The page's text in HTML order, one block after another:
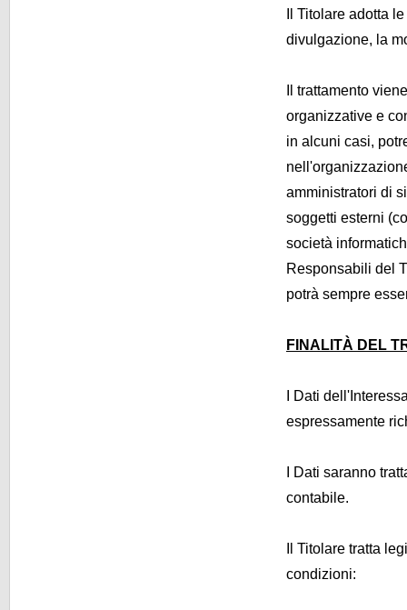
Il Titolare adotta
divulgazione, la
Il trattamento
organizzative e
in alcuni casi,
amministratori di
soggetti esterni
società
Responsabili del
potrà sempre
FINALITÀ DEL
I Dati
espressamente
I Dati saranno
contabile.
Il Titolare tratta
condizioni: